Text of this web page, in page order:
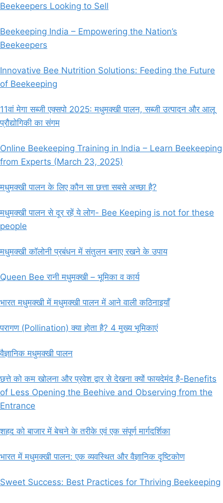
Beekeepers Looking to Sell
Beekeeping India – Empowering the Nation’s
Beekeepers
Innovative Bee Nutrition Solutions: Feeding the Future
of Beekeeping
11वां मेगा सब्जी एक्सपो 2025: मधुमक्खी पालन, सब्जी उत्पादन और आलू
प्रौद्योगिकी का संगम
Online Beekeeping Training in India – Learn Beekeeping
from Experts (March 23, 2025)
मधुमक्खी पालन के लिए कौन सा छत्ता सबसे अच्छा है?
मधुमक्खी पालन से दूर रहें ये लोग- Bee Keeping is not for these
people
मधुमक्खी कॉलोनी प्रबंधन में संतुलन बनाए रखने के उपाय
Queen Bee रानी मधुमक्खी – भूमिका व कार्य
भारत मधुमक्खी में मधुमक्खी पालन में आने वाली कठिनाइयाँ
परागण (Pollination) क्या होता है? 4 मुख्य भूमिकाएं
वैज्ञानिक मधुमक्खी पालन
छत्ते को कम खोलना और प्रवेश द्वार से देखना क्यों फायदेमंद है-Benefits
of Less Opening the Beehive and Observing from the
Entrance
शहद को बाजार में बेचने के तरीके एवं एक संपूर्ण मार्गदर्शिका
भारत में मधुमक्खी पालन: एक व्यवस्थित और वैज्ञानिक दृष्टिकोण
Sweet Success: Best Practices for Thriving Beekeeping